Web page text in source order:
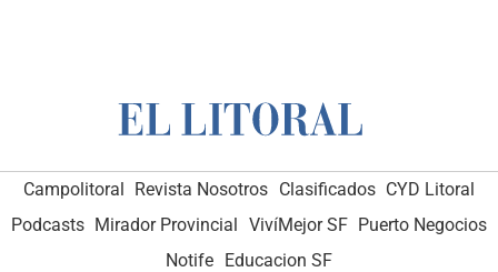
Campolitoral Revista Nosotros Clasificados CYD Litoral
Podcasts Mirador Provincial VivíMejor SF Puerto Negocios
Notife Educacion SF